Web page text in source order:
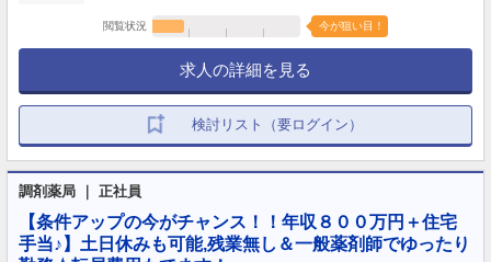
閲覧状況 今が狙い目！
求人の詳細を見る
検討リスト（要ログイン）
調剤薬局 ｜ 正社員
【条件アップの今がチャンス！！年収８００万円＋住宅
手当♪】土日休みも可能,残業無し＆一般薬剤師でゆったり